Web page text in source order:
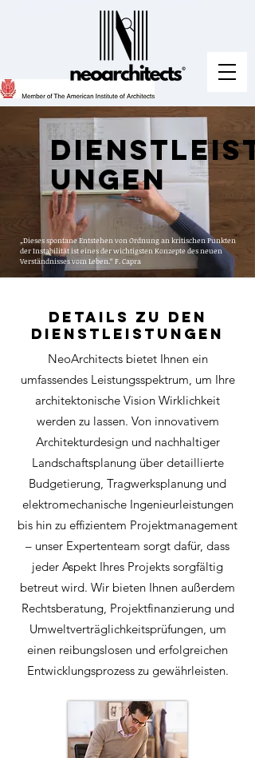
Dienstleist
ungen
„Dieses spontane Entstehen von Ordnung an kritischen Punkten
der Instabilität ist eines der wichtigsten Konzepte des neuen
Verständnisses vom Leben.“ F. Capra
Details zu den
Dienstleistungen
NeoArchitects bietet Ihnen ein
umfassendes Leistungsspektrum, um Ihre
architektonische Vision Wirklichkeit
werden zu lassen. Von innovativem
Architekturdesign und nachhaltiger
Landschaftsplanung über detaillierte
Budgetierung, Tragwerksplanung und
elektromechanische Ingenieurleistungen
bis hin zu effizientem Projektmanagement
– unser Expertenteam sorgt dafür, dass
jeder Aspekt Ihres Projekts sorgfältig
betreut wird. Wir bieten Ihnen außerdem
Rechtsberatung, Projektfinanzierung und
Umweltverträglichkeitsprüfungen, um
einen reibungslosen und erfolgreichen
Entwicklungsprozess zu gewährleisten.